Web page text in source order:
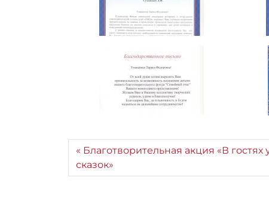
Благотворительная акция «В гостях
сказок»